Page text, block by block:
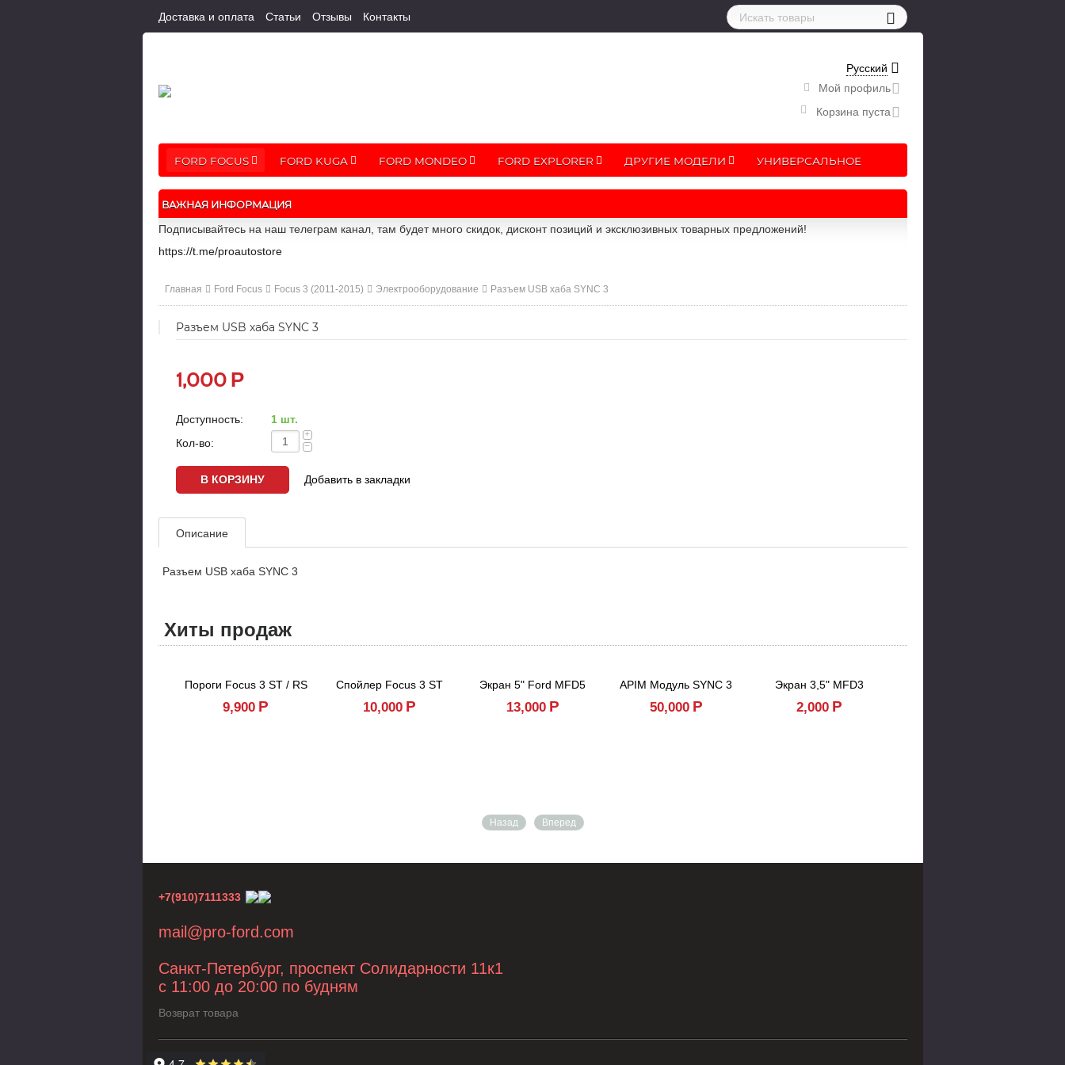
Доставка и оплата Статьи Отзывы Контакты
Русский
Мой профиль
Корзина пуста
FORD FOCUS FORD KUGA FORD MONDEO FORD EXPLORER ДРУГИЕ МОДЕЛИ УНИВЕРСАЛЬНОЕ
ВАЖНАЯ ИНФОРМАЦИЯ
Подписывайтесь на наш телеграм канал, там будет много скидок, дисконт позиций и эксклюзивных товарных предложений!
https://t.me/proautostore
Главная Ford Focus Focus 3 (2011-2015) Электрооборудование Разъем USB хаба SYNC 3
Разъем USB хаба SYNC 3
1,000 Р
Доступность:
1 шт.
Кол-во:
+
−
Добавить в закладки
Описание
Разъем USB хаба SYNC 3
Хиты продаж
Пороги Focus 3 ST / RS
9,900 Р
Спойлер Focus 3 ST
10,000 Р
Экран 5" Ford MFD5
13,000 Р
APIM Модуль SYNC 3
50,000 Р
Экран 3,5" MFD3
2,000 Р
Назад Вперед
+7(910)7111333
mail@pro-ford.com
Санкт-Петербург, проспект Солидарности 11к1
с 11:00 до 20:00 по будням
Возврат товара